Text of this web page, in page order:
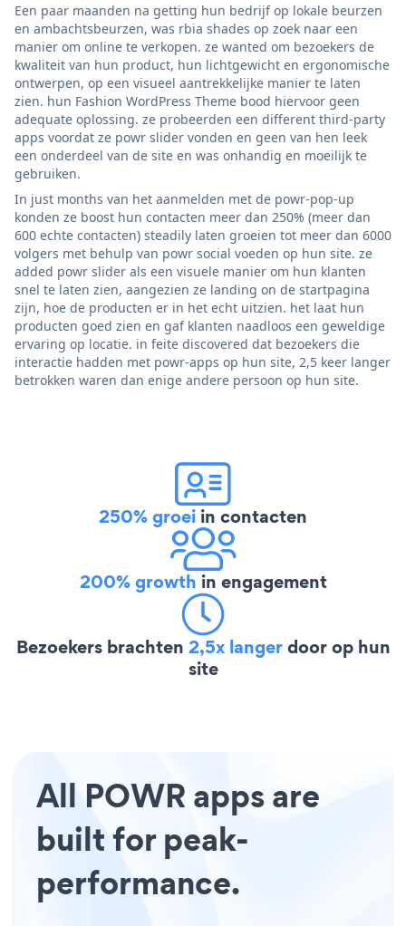
Een paar maanden na getting hun bedrijf op lokale beurzen
en ambachtsbeurzen, was rbia shades op zoek naar een
manier om online te verkopen. ze wanted om bezoekers de
kwaliteit van hun product, hun lichtgewicht en ergonomische
ontwerpen, op een visueel aantrekkelijke manier te laten
zien. hun Fashion WordPress Theme bood hiervoor geen
adequate oplossing. ze probeerden een different third-party
apps voordat ze powr slider vonden en geen van hen leek
een onderdeel van de site en was onhandig en moeilijk te
gebruiken.
In just months van het aanmelden met de powr-pop-up
konden ze boost hun contacten meer dan 250% (meer dan
600 echte contacten) steadily laten groeien tot meer dan 6000
volgers met behulp van powr social voeden op hun site. ze
added powr slider als een visuele manier om hun klanten
snel te laten zien, aangezien ze landing on de startpagina
zijn, hoe de producten er in het echt uitzien. het laat hun
producten goed zien en gaf klanten naadloos een geweldige
ervaring op locatie. in feite discovered dat bezoekers die
interactie hadden met powr-apps op hun site, 2,5 keer langer
betrokken waren dan enige andere persoon op hun site.
250% groei in contacten
200% growth in engagement
Bezoekers brachten 2,5x langerdoor op hun
site
All POWR apps are
built for peak-
performance.